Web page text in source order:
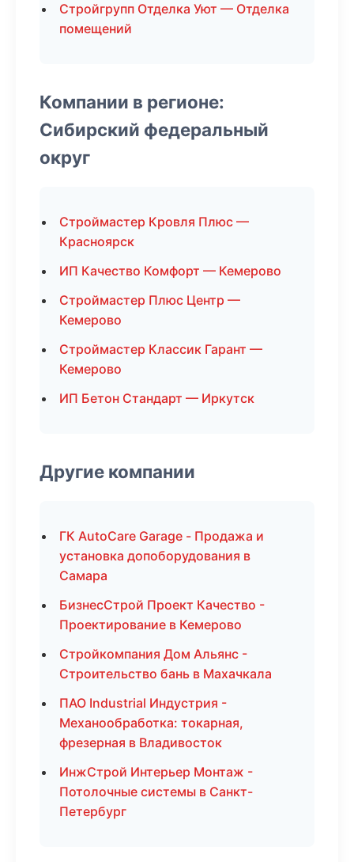
Стройгрупп Отделка Уют — Отделка
помещений
Компании в регионе:
Сибирский федеральный
округ
Строймастер Кровля Плюс —
Красноярск
ИП Качество Комфорт — Кемерово
Строймастер Плюс Центр —
Кемерово
Строймастер Классик Гарант —
Кемерово
ИП Бетон Стандарт — Иркутск
Другие компании
ГК AutoCare Garage - Продажа и
установка допоборудования в
Самара
БизнесСтрой Проект Качество -
Проектирование в Кемерово
Стройкомпания Дом Альянс -
Строительство бань в Махачкала
ПАО Industrial Индустрия -
Механообработка: токарная,
фрезерная в Владивосток
ИнжСтрой Интерьер Монтаж -
Потолочные системы в Санкт-
Петербург